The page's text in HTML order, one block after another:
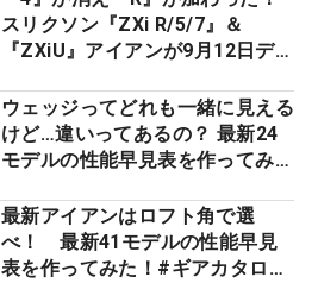
スリクソン『ZXi R/5/7』＆
『ZXiU』アイアンが9月12日デ
ウェッジってどれも一緒に見える
けど…違いってあるの？ 最新24
モデルの性能早見表を作ってみ
最新アイアンはロフト角で選
べ！ 最新41モデルの性能早見
表を作ってみた！#ギアカタログ